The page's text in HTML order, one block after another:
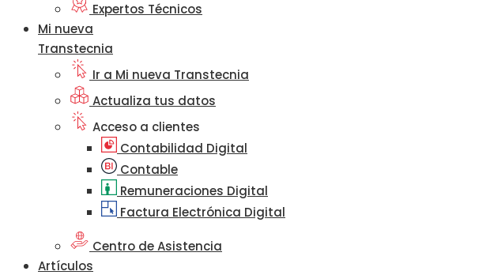
Expertos Técnicos
Mi nueva
Transtecnia
Ir a Mi nueva Transtecnia
Actualiza tus datos
Acceso a clientes
Contabilidad Digital
Contable
Remuneraciones Digital
Factura Electrónica Digital
Centro de Asistencia
Artículos